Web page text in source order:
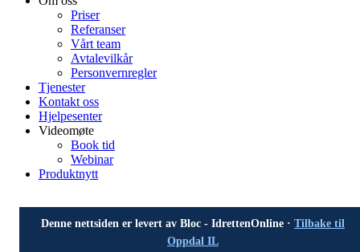
Priser
Referanser
Vårt team
Avtalevilkår
Personvernregler
Tjenester
Kontakt oss
Hjelpesenter
Videomøte
Book tid
Webinar
Produktnytt
Denne nettsiden er levert av Bloc - IdrettenOnline · Tilbake til
Oppdal IL